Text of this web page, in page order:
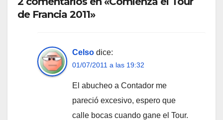
de Francia 2011»
Celso dice:
01/07/2011 a las 19:32
El abucheo a Contador me
pareció excesivo, espero que
calle bocas cuando gane el Tour.